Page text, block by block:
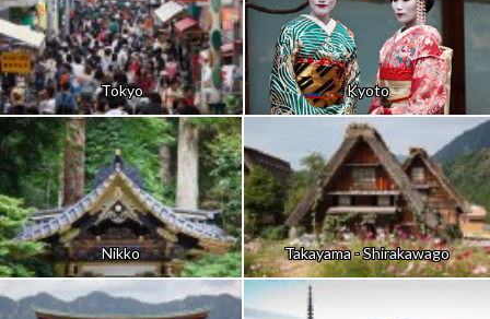
Tokyo Kyoto
Nikko Takayama - Shirakawago